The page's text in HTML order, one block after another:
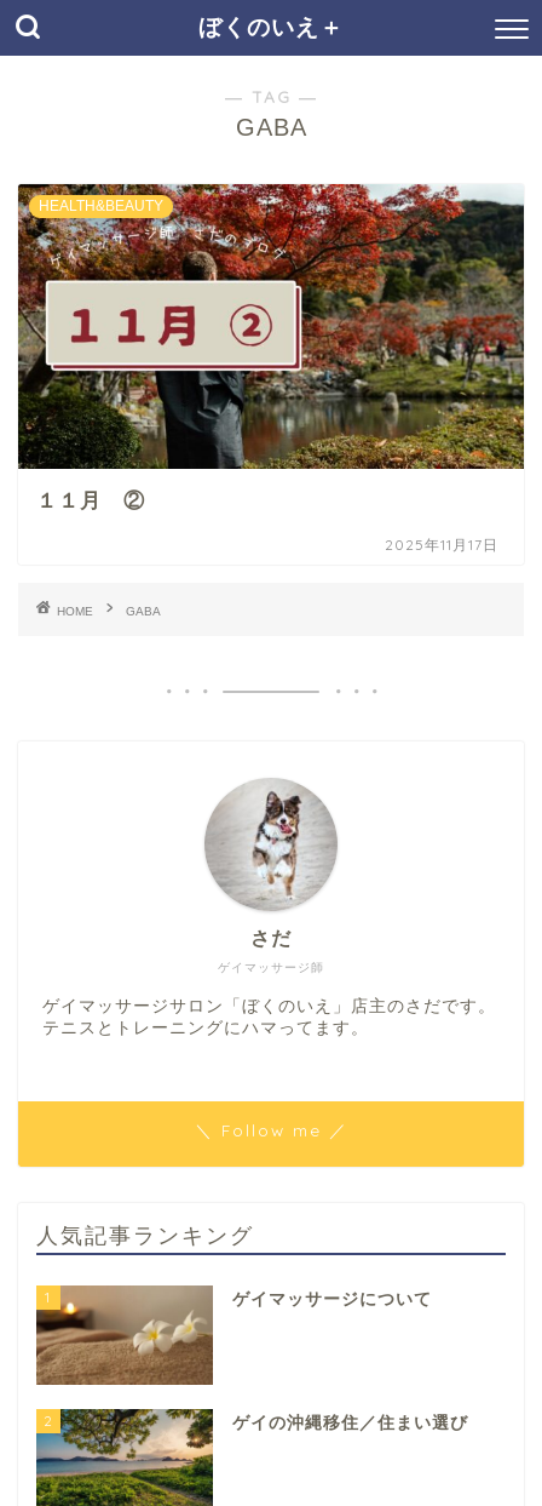
ぼくのいえ＋
― TAG ―
GABA
HEALTH&BEAUTY
１１月 ②
2025年11月17日
HOME GABA
ゲイマッサージ師
さだ
ゲイマッサージサロン「ぼくのいえ」店主のさだです。
テニスとトレーニングにハマってます。
＼ Follow me ／
人気記事ランキング
1 ゲイマッサージについて
2 ゲイの沖縄移住／住まい選び